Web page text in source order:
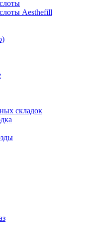
Aesthefill
складок